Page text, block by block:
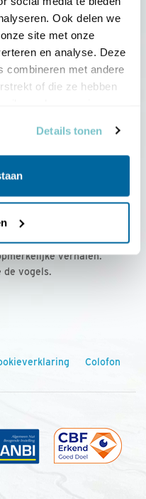
Ook delen we
site met onze
en analyse. Deze
combineren met andere
of die ze hebben
Details tonen
€ 36,00 per jaar
leden, met
verhalen.
de vogels.
Colofon